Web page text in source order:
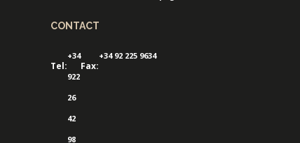
CONTACT
Tel:
+34
922
26
42
98
Fax:
+34 92 225 9634